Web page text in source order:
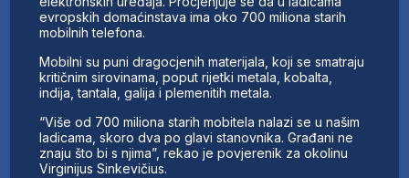
UČLANI SE
KONTAKT
evropskih domaćinstava ima oko 700 miliona starih
mobilnih telefona.
Mobilni su puni dragocjenih materijala, koji se smatraju
kritičnim sirovinama, poput rijetki metala, kobalta,
indija, tantala, galija i plemenitih metala.
“Više od 700 miliona starih mobitela nalazi se u našim
ladicama, skoro dva po glavi stanovnika. Građani ne
znaju što bi s njima”, rekao je povjerenik za okolinu
Virginijus Sinkevičius.